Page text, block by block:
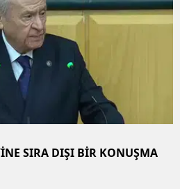
SIRA DIŞI BİR KONUŞMA